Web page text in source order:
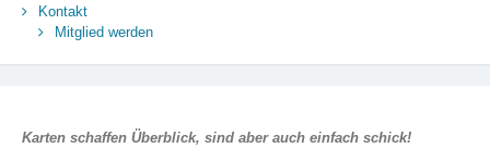
Kontakt
Mitglied werden
Karten schaffen Überblick, sind aber auch einfach schick!